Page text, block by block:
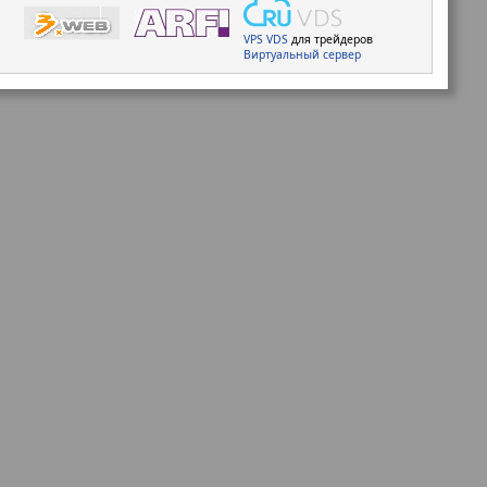
VPS VDS для трейдеров
Виртуальный сервер